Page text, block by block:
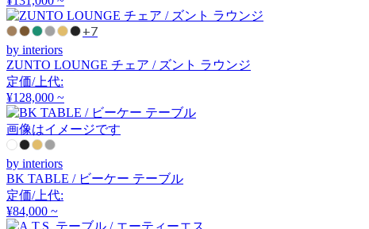
アルペール
arrmet
アーメット
ART WORK STUDIO
アートワークスタジオ
+7
by interiors
ZUNTO LOUNGE チェア / ズント ラウンジ
定価/上代:
¥128,000 ~
画像はイメージです
by interiors
BK TABLE / ビーケー テーブル
定価/上代:
¥84,000 ~